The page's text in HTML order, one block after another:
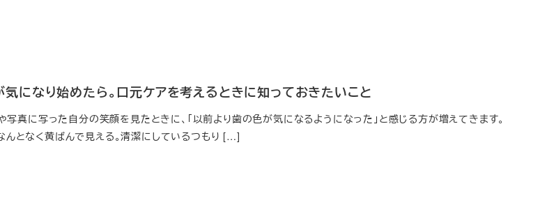
になり始めたら。口元ケアを考えるときに知っておきたいこと
写真に写った自分の笑顔を見たときに、「以前より歯の色が気になるようになった」と感じる方が増えてきます。
んとなく黄ばんで見える。清潔にしているつもり […]